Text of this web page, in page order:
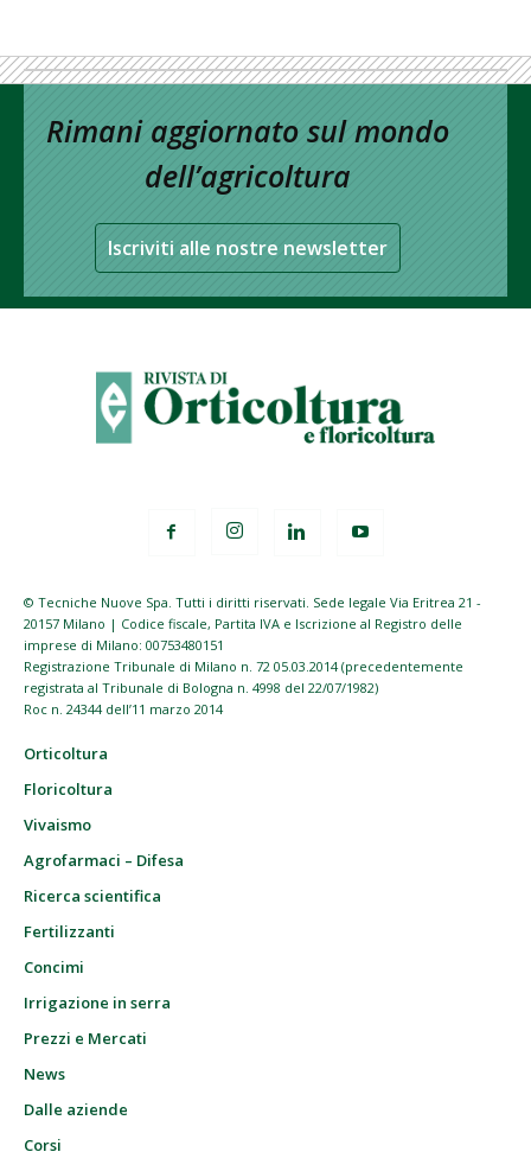
Rimani aggiornato sul mondo
dell’agricoltura
Iscriviti alle nostre newsletter
© Tecniche Nuove Spa. Tutti i diritti riservati. Sede legale Via Eritrea 21 -
20157 Milano | Codice fiscale, Partita IVA e Iscrizione al Registro delle
imprese di Milano: 00753480151
Registrazione Tribunale di Milano n. 72 05.03.2014 (precedentemente
registrata al Tribunale di Bologna n. 4998 del 22/07/1982)
Roc n. 24344 dell’11 marzo 2014
Orticoltura
Floricoltura
Vivaismo
Agrofarmaci – Difesa
Ricerca scientifica
Fertilizzanti
Concimi
Irrigazione in serra
Prezzi e Mercati
News
Dalle aziende
Corsi